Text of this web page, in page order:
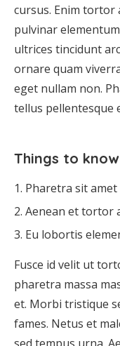
cursus. Enim tortor
pulvinar
ultrices tincidunt
ornare quam
eget nullam non.
tellus pellentesque
Things to know
Pharetra sit amet
Aenean et tortor
Eu lobortis
Fusce id velit ut
pharetra massa
et. Morbi tristique
fames. Netus et